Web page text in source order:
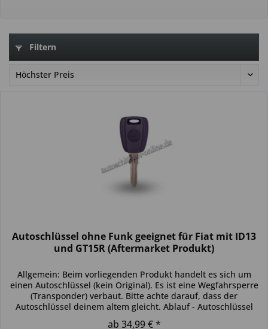
Filtern
Autoschlüssel ohne Funk geeignet für Fiat mit ID13
und GT15R (Aftermarket Produkt)
Allgemein: Beim vorliegenden Produkt handelt es sich um
einen Autoschlüssel (kein Original). Es ist eine Wegfahrsperre
(Transponder) verbaut. Bitte achte darauf, dass der
Autoschlüssel deinem altem gleicht. Ablauf - Autoschlüssel
ab 34,99 € *